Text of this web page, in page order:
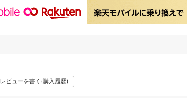
レビューを書く(購入履歴)